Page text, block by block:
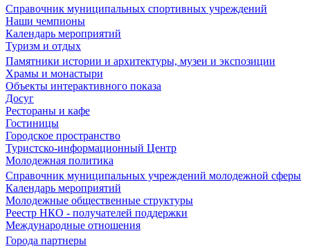
Справочник муниципальных спортивных учреждений
Наши чемпионы
Календарь мероприятий
Туризм и отдых
Памятники истории и архитектуры, музеи и экспозиции
Храмы и монастыри
Объекты интерактивного показа
Досуг
Рестораны и кафе
Гостиницы
Городское пространство
Туристско-информационный Центр
Молодежная политика
Справочник муниципальных учреждений молодежной сферы
Календарь мероприятий
Молодежные общественные структуры
Реестр НКО - получателей поддержки
Международные отношения
Города партнеры